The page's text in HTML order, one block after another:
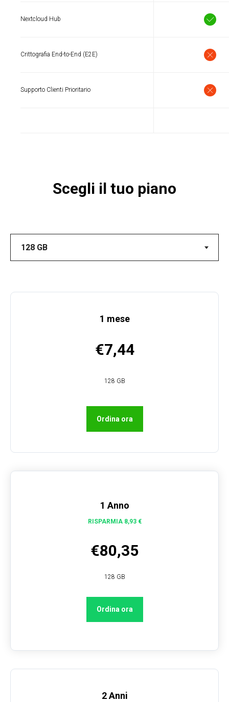
Nextcloud Hub
Crittografia End-to-End (E2E)
Supporto Clienti Prioritario
Scegli il tuo piano
1 mese
€7,44
128 GB
Ordina ora
1 Anno
RISPARMIA 8,93 €
€80,35
128 GB
Ordina ora
2 Anni